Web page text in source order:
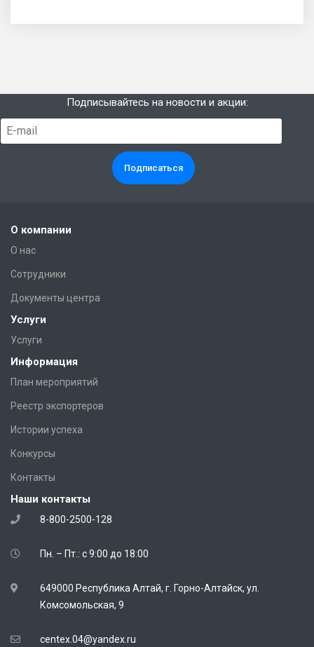
Подписывайтесь на новости и акции:
О компании
О нас
Сотрудники
Документы центра
Услуги
Услуги
Информация
План мероприятий
Реестр экспортеров
Истории успеха
Конкурсы
Контакты
Наши контакты
8-800-2500-128
Пн. – Пт.: с 9:00 до 18:00
649000 Республика Алтай, г. Горно-Алтайск, ул.
Комсомольская, 9
centex.04@yandex.ru